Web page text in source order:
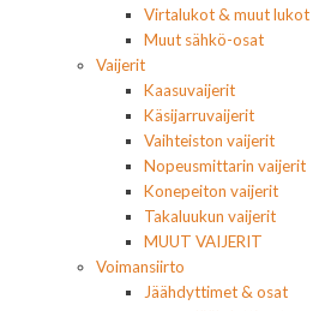
Virtalukot & muut lukot
Muut sähkö-osat
Vaijerit
Kaasuvaijerit
Käsijarruvaijerit
Vaihteiston vaijerit
Nopeusmittarin vaijerit
Konepeiton vaijerit
Takaluukun vaijerit
MUUT VAIJERIT
Voimansiirto
Jäähdyttimet & osat